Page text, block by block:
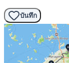
บันทึก